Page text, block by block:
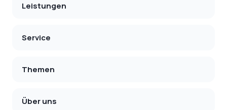
Leistungen
Service
Themen
Über uns